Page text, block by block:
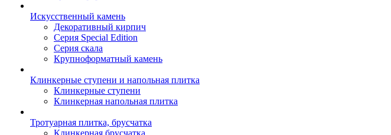
Искусственный камень
Декоративный кирпич
Серия Special Edition
Серия скала
Крупноформатный камень
Клинкерные ступени и напольная плитка
Клинкерные ступени
Клинкерная напольная плитка
Тротуарная плитка, брусчатка
Клинкерная брусчатка